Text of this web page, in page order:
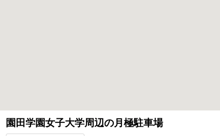
園田学園女子大学周辺の月極駐車場